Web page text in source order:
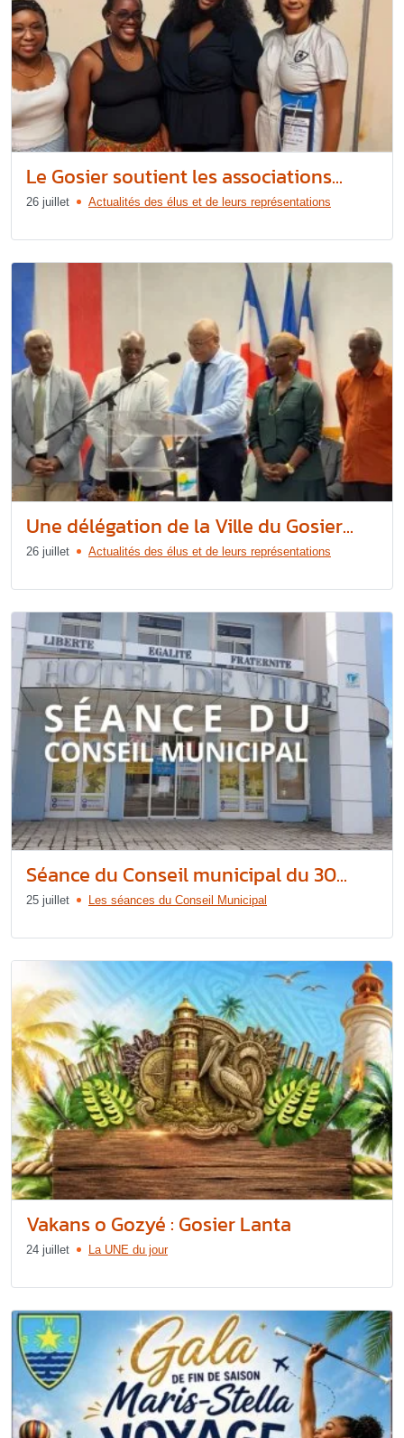
Le Gosier soutient les associations...
26 juillet Actualités des élus et de leurs représentations
Une délégation de la Ville du Gosier...
26 juillet Actualités des élus et de leurs représentations
Séance du Conseil municipal du 30...
25 juillet Les séances du Conseil Municipal
Vakans o Gozyé : Gosier Lanta
24 juillet La UNE du jour